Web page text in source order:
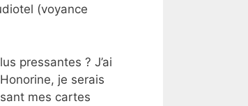
(voyance
pressantes ? J’ai
je serais
mes cartes